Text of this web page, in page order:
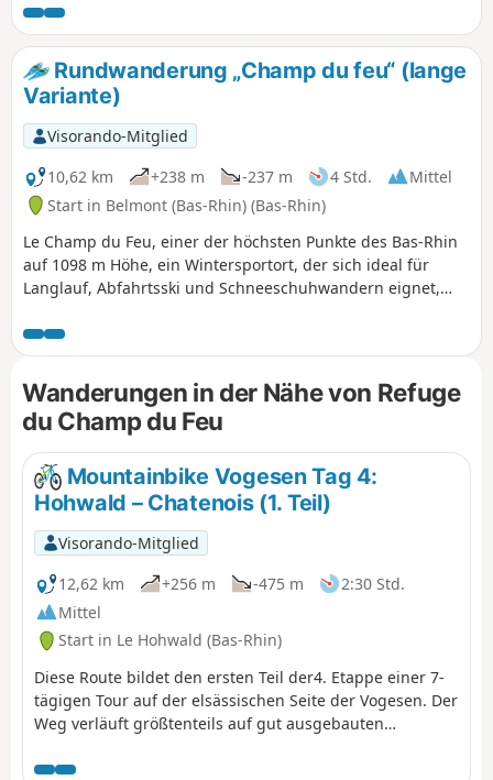
(oder das, was davon übrig ist) und den höchsten Punkt des
Bas-Rhin.Es handelt sich um eine recht lange Wanderung
mit einem erheblichen Höhenunterschied, die als schwierig
eingestuft ist und die ich in etwa 7 Stunden zurückgelegt
habe.
Rundwanderung „Champ du feu“ (lange
Variante)
Visorando-Mitglied
10,62 km
+238 m -237 m 4 Std.
Mittel
Start in Belmont (Bas-Rhin) (Bas-Rhin)
Le Champ du Feu, einer der höchsten Punkte des Bas-Rhin
auf 1098 m Höhe, ein Wintersportort, der sich ideal für
Langlauf, Abfahrtsski und Schneeschuhwandern eignet,
schöne Rundwanderung ist eine Erweiterung der Champ-
du-Feu-Runde (Wanderung Nr. 43137315 vom 11. Dez.
2023), die auf den ersten 5 Kilometern ähnlich verläuft;
danach ändert sich die Route und verlängert die Runde um
2 km.Sie verläuft zu 80 % im Wald, ist für Fußgänger und
bei Schnee für Schneeschuhwanderer gedacht und führt
überwiegend über Wanderwege und einige Waldwege. Sie
kreuzt einige markierte Langlaufloipen auf präpariertem
Schnee; gehen Sie bitte am Rand dieser Loipen entlang, um
die Skifahrer nicht zu behindern und die Loipen nicht zu
Aussichtspunkte säumen diese recht abwechslungsreiche
Strecke.Eine schöne Schutzhütte fast am Ende der Strecke
sowie Verpflegungsmöglichkeiten im ersten Drittel und am
Start/Ziel.
Wanderungen in der Nähe von Refuge
du Champ du Feu
Mountainbike Vogesen Tag 4:
Hohwald – Chatenois (1. Teil)
Visorando-Mitglied
12,62 km
+256 m -475 m
2:30 Std.
Mittel
Start in Le Hohwald (Bas-Rhin)
Diese Route bildet den ersten Teil der4. Etappe einer 7-
tägigen Tour auf der elsässischen Seite der Vogesen. Der
Weg verläuft größtenteils auf gut ausgebauten
und bestehen aus Schildern mit einem orangefarbenen